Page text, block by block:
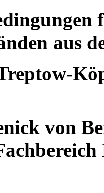
aus
von